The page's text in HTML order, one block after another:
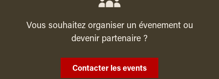
Vous souhaitez organiser un évenement ou
devenir partenaire ?
Contacter les events